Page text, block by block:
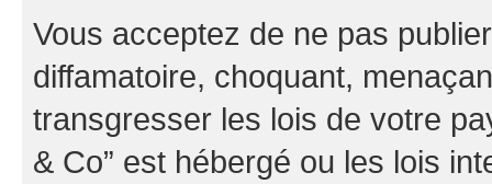
Vous acceptez de ne pas
diffamatoire, choquant,
transgresser les lois de votre
& Co” est hébergé ou les lois